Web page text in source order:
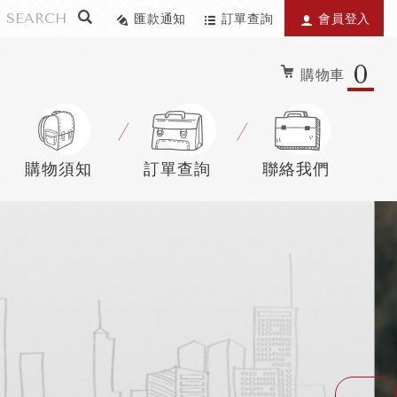
匯款通知 訂單查詢 會員登入
購物車 0
購物須知 訂單查詢 聯絡我們